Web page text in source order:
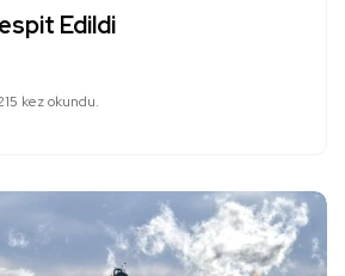
Edildi
kez okundu.